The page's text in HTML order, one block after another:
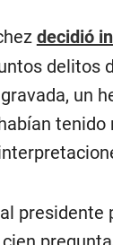
decidió
delitos
un